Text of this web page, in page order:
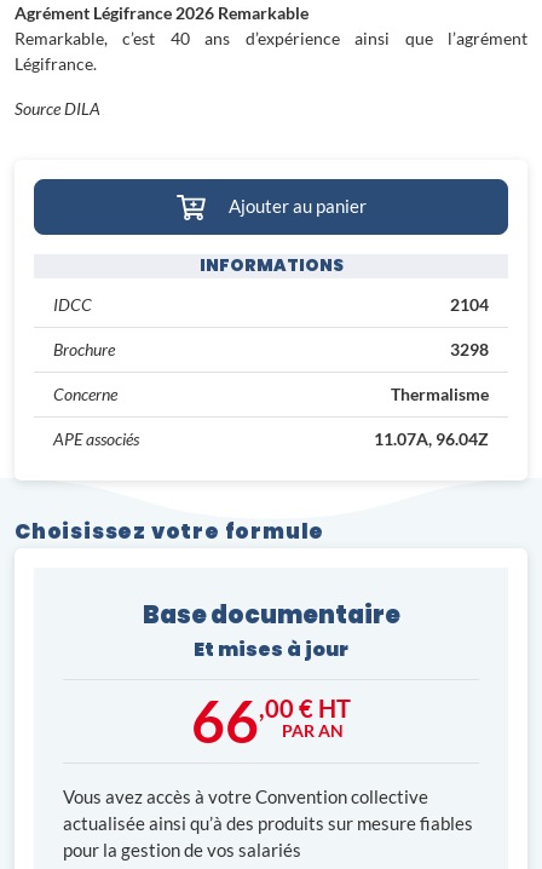
Agrément Légifrance 2026 Remarkable
Remarkable, c’est 40 ans d’expérience ainsi que l’agrément
Légifrance.
Source DILA
Ajouter au panier
INFORMATIONS
IDCC 2104
Brochure 3298
Concerne Thermalisme
APE associés 11.07A, 96.04Z
Choisissez votre formule
Base documentaire
Et mises à jour
66,00 € HT
PAR AN
Vous avez accès à votre Convention collective
actualisée ainsi qu’à des produits sur mesure fiables
pour la gestion de vos salariés